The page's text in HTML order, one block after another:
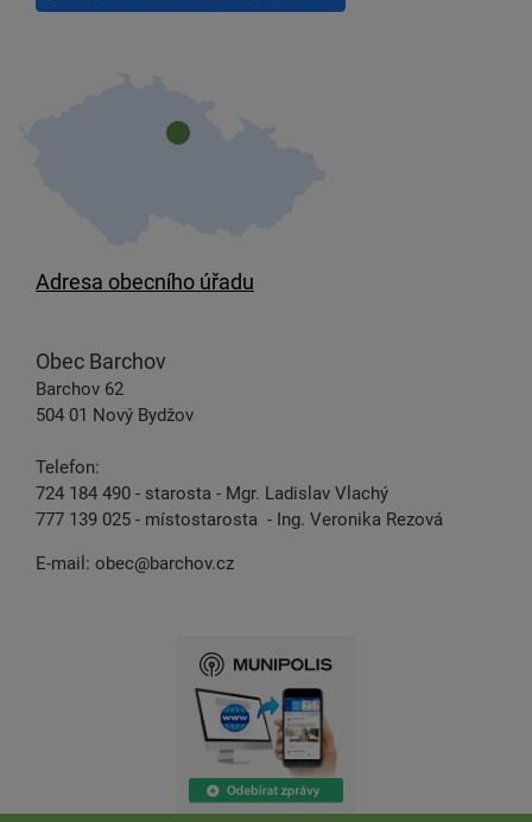
Adresa obecního úřadu
Obec Barchov
Barchov 62
504 01 Nový Bydžov
Telefon:
724 184 490 - starosta - Mgr. Ladislav Vlachý
777 139 025 - místostarosta - Ing. Veronika Rezová
E-mail: obec@barchov.cz